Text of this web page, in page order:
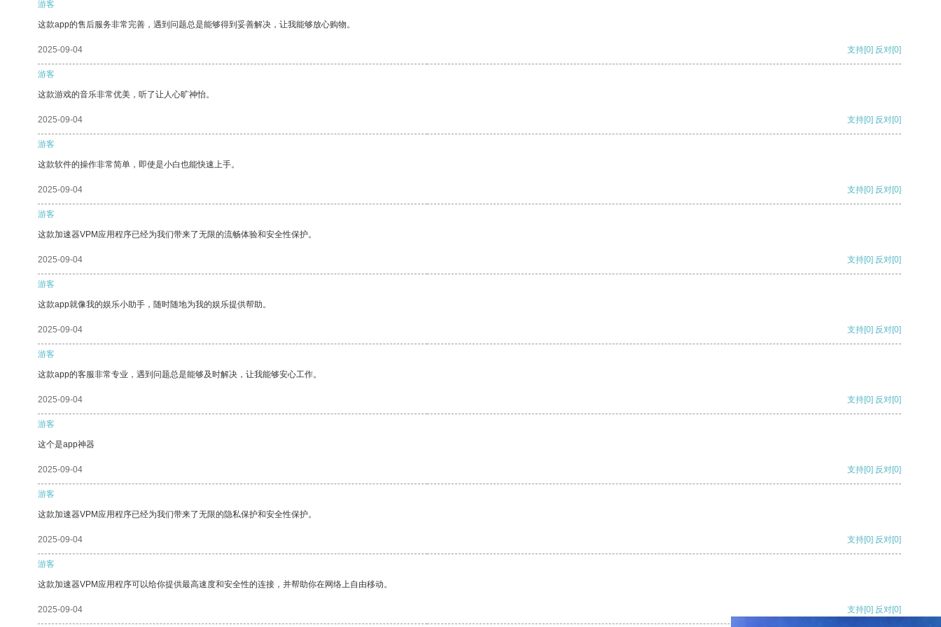
游客
这款app的售后服务非常完善，遇到问题总是能够得到妥善解决，让我能够放心购物。
2025-09-04 支持[0] 反对[0]
游客
这款游戏的音乐非常优美，听了让人心旷神怡。
2025-09-04 支持[0] 反对[0]
游客
这款软件的操作非常简单，即使是小白也能快速上手。
2025-09-04 支持[0] 反对[0]
游客
这款加速器VPM应用程序已经为我们带来了无限的流畅体验和安全性保护。
2025-09-04 支持[0] 反对[0]
游客
这款app就像我的娱乐小助手，随时随地为我的娱乐提供帮助。
2025-09-04 支持[0] 反对[0]
游客
这款app的客服非常专业，遇到问题总是能够及时解决，让我能够安心工作。
2025-09-04 支持[0] 反对[0]
游客
这个是app神器
2025-09-04 支持[0] 反对[0]
游客
这款加速器VPM应用程序已经为我们带来了无限的隐私保护和安全性保护。
2025-09-04 支持[0] 反对[0]
游客
这款加速器VPM应用程序可以给你提供最高速度和安全性的连接，并帮助你在网络上自由移动。
2025-09-04 支持[0] 反对[0]